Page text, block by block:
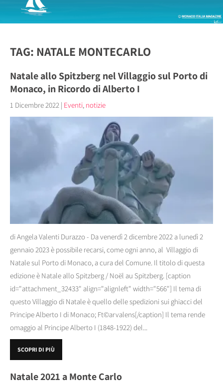
TAG: NATALE MONTECARLO
Natale allo Spitzberg nel Villaggio sul Porto di
Monaco, in Ricordo di Alberto I
1 Dicembre 2022 | Eventi, notizie
di Angela Valenti Durazzo - Da venerdì 2 dicembre 2022 a lunedì 2
gennaio 2023 è possibile recarsi, come ogni anno, al Villaggio di
Natale sul Porto di Monaco, a cura del Comune. Il titolo di questa
edizione è Natale allo Spitzberg / Noël au Spitzberg. [caption
id="attachment_32433" align="alignleft" width="566"] Il tema di
questo Villaggio di Natale è quello delle spedizioni sui ghiacci del
Principe Alberto I di Monaco; Ft©arvalens[/caption] Il tema rende
omaggio al Principe Alberto I (1848-1922) del...
SCOPRI DI PIÙ
Natale 2021 a Monte Carlo